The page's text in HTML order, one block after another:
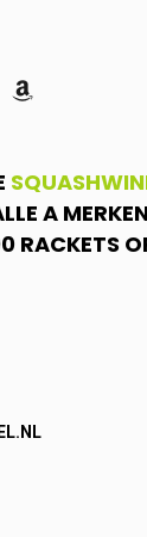
amazon
A
RACKETS